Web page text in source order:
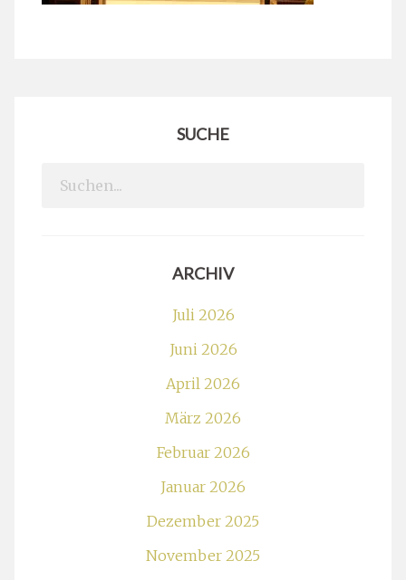
SUCHE
Search
ARCHIV
Juli 2026
Juni 2026
April 2026
März 2026
Februar 2026
Januar 2026
Dezember 2025
November 2025